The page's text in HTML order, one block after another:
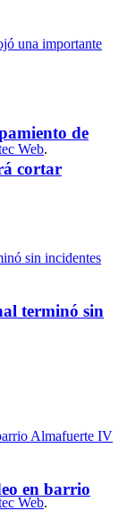
de
cortar
terminó sin
en barrio
Web.
Web.